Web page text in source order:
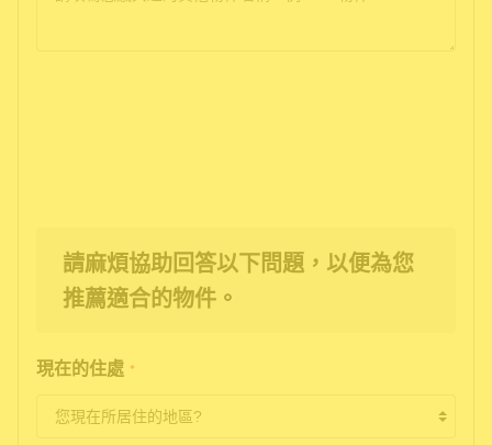
請麻煩協助回答以下問題，以便為您
推薦適合的物件。
現在的住處 *